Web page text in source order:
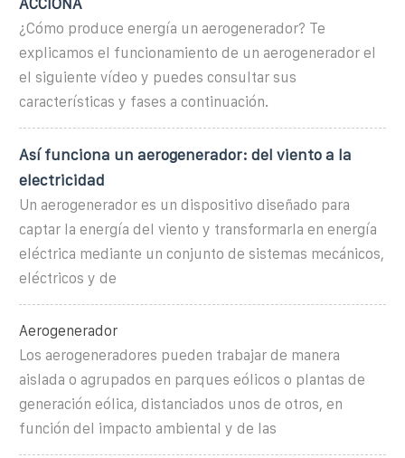
ACCIONA
¿Cómo produce energía un aerogenerador? Te
explicamos el funcionamiento de un aerogenerador el
el siguiente vídeo y puedes consultar sus
características y fases a continuación.
Así funciona un aerogenerador: del viento a la
electricidad
Un aerogenerador es un dispositivo diseñado para
captar la energía del viento y transformarla en energía
eléctrica mediante un conjunto de sistemas mecánicos,
eléctricos y de
Aerogenerador
Los aerogeneradores pueden trabajar de manera
aislada o agrupados en parques eólicos o plantas de
generación eólica, distanciados unos de otros, en
función del impacto ambiental y de las